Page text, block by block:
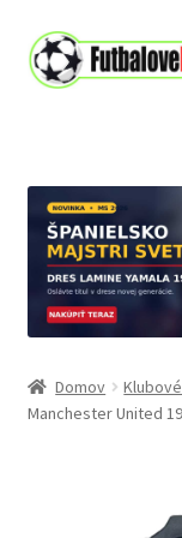
Preskočiť
na
Preskočiť
na
Domov
Manchester United